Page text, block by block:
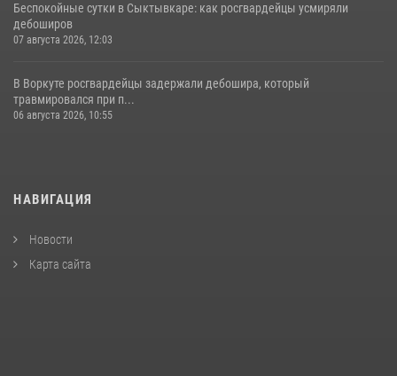
Беспокойные сутки в Сыктывкаре: как росгвардейцы усмиряли
дебоширов
07 августа 2026, 12:03
В Воркуте росгвардейцы задержали дебошира, который
травмировался при п...
06 августа 2026, 10:55
НАВИГАЦИЯ
Новости
Карта сайта